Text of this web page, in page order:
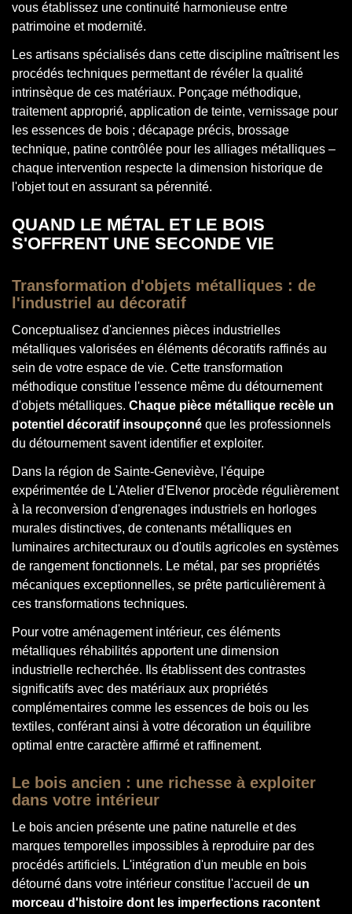
vous établissez une continuité harmonieuse entre
patrimoine et modernité.
Les artisans spécialisés dans cette discipline maîtrisent les
procédés techniques permettant de révéler la qualité
intrinsèque de ces matériaux. Ponçage méthodique,
traitement approprié, application de teinte, vernissage pour
les essences de bois ; décapage précis, brossage
technique, patine contrôlée pour les alliages métalliques –
chaque intervention respecte la dimension historique de
l'objet tout en assurant sa pérennité.
QUAND LE MÉTAL ET LE BOIS
S'OFFRENT UNE SECONDE VIE
Transformation d'objets métalliques : de
l'industriel au décoratif
Conceptualisez d'anciennes pièces industrielles
métalliques valorisées en éléments décoratifs raffinés au
sein de votre espace de vie. Cette transformation
méthodique constitue l'essence même du détournement
d'objets métalliques. Chaque pièce métallique recèle un
potentiel décoratif insoupçonné que les professionnels
du détournement savent identifier et exploiter.
Dans la région de Sainte-Geneviève, l'équipe
expérimentée de L'Atelier d'Elvenor procède régulièrement
à la reconversion d'engrenages industriels en horloges
murales distinctives, de contenants métalliques en
luminaires architecturaux ou d'outils agricoles en systèmes
de rangement fonctionnels. Le métal, par ses propriétés
mécaniques exceptionnelles, se prête particulièrement à
ces transformations techniques.
Pour votre aménagement intérieur, ces éléments
métalliques réhabilités apportent une dimension
industrielle recherchée. Ils établissent des contrastes
significatifs avec des matériaux aux propriétés
complémentaires comme les essences de bois ou les
textiles, conférant ainsi à votre décoration un équilibre
optimal entre caractère affirmé et raffinement.
Le bois ancien : une richesse à exploiter
dans votre intérieur
Le bois ancien présente une patine naturelle et des
marques temporelles impossibles à reproduire par des
procédés artificiels. L'intégration d'un meuble en bois
détourné dans votre intérieur constitue l'accueil de un
morceau d'histoire dont les imperfections racontent